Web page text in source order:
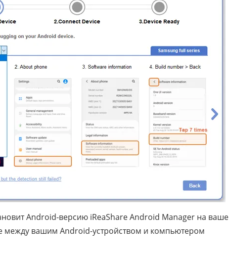
Android-версию iReaShare Android Manager на ваше
между вашим Android-устройством и компьютером